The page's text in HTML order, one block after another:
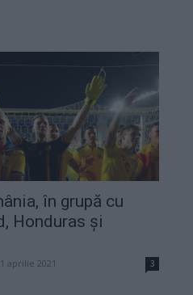
în grupă cu
Honduras și
aprilie 2021 3